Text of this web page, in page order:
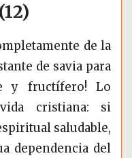
de la
de savia para
y fructífero! Lo
cristiana: si
saludable,
dependencia del